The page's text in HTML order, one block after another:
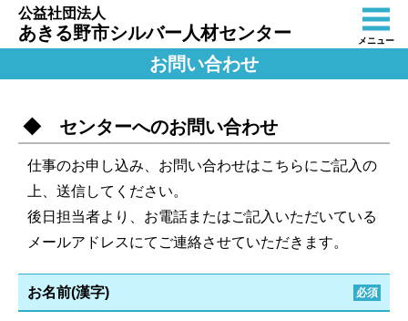
公益社団法人
あきる野市シルバー人材センター メニュー
お問い合わせ
◆ センターへのお問い合わせ
仕事のお申し込み、お問い合わせはこちらにご記入の
上、送信してください。
後日担当者より、お電話またはご記入いただいている
メールアドレスにてご連絡させていただきます。
お名前(漢字) 必須